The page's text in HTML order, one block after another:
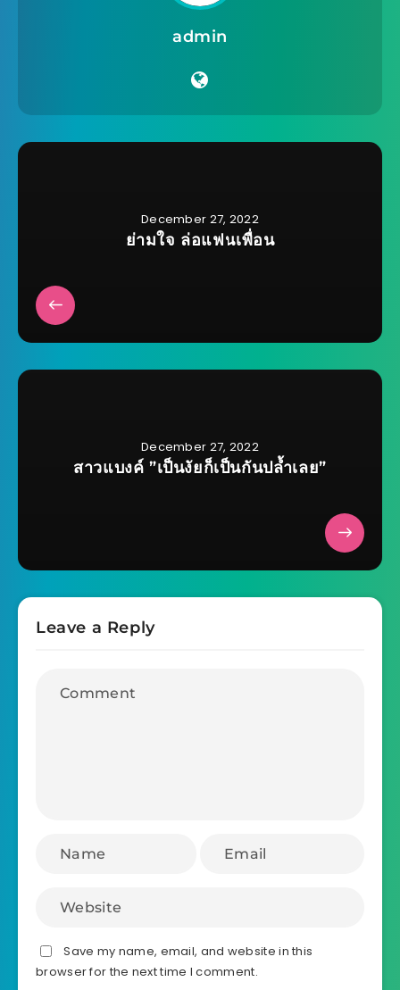
admin
December 27, 2022
ย่ามใจ ล่อแฟนเพื่อน
December 27, 2022
สาวแบงค์ ”เป็นงัยก็เป็นกันปล้ำเลย”
Leave a Reply
Save my name, email, and website in this
browser for the next time I comment.